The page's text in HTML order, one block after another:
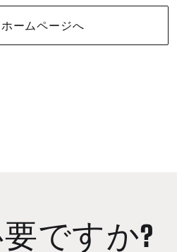
ームページへ
ですか?